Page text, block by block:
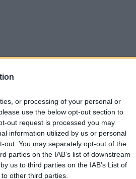
or processing of your personal or
use the below opt-out section to
out request is processed you may
information utilized by us or personal
out. You may separately opt-out of the
parties on the IAB’s list of downstream
us to third parties on the IAB’s List of
other third parties.